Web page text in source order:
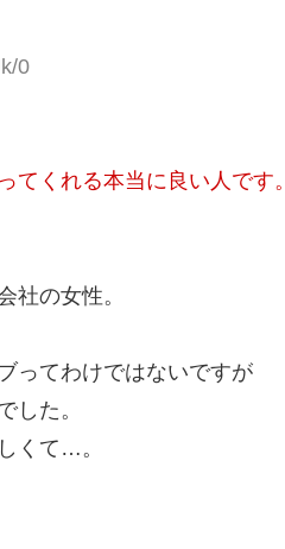
0
てくれる本当に良い人です。
社の女性。
ってわけではないですが
した。
くて…。